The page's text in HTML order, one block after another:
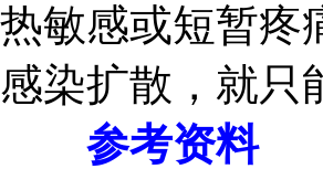
热敏感或短暂疼
感染扩散，就只
参考资料